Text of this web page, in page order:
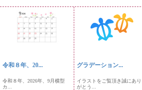
令和８年、20...
令和８年、2026年、9月横型
カ...
グラデーション...
イラストをご覧頂き誠にあり
がとう...